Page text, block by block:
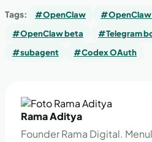
Tags: #OpenClaw
#OpenClaw
#OpenClaw beta
#Telegram
#subagent
#Codex OAuth
Rama Aditya
Founder Rama Digital.